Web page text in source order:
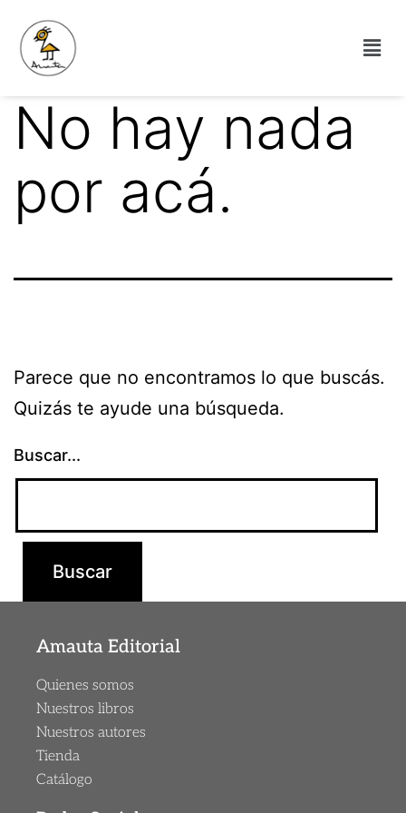
No hay nada
por acá.
Parece que no encontramos lo que buscás.
Quizás te ayude una búsqueda.
Buscar...
Amauta Editorial
Quienes somos
Nuestros libros
Nuestros autores
Tienda
Catálogo